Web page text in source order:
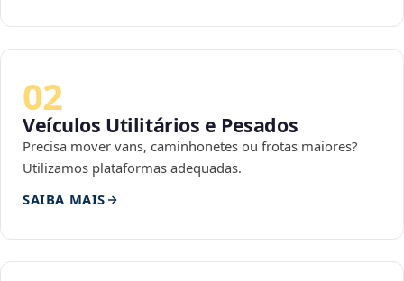
02
Veículos Utilitários e Pesados
Precisa mover vans, caminhonetes ou frotas maiores?
Utilizamos plataformas adequadas.
SAIBA MAIS